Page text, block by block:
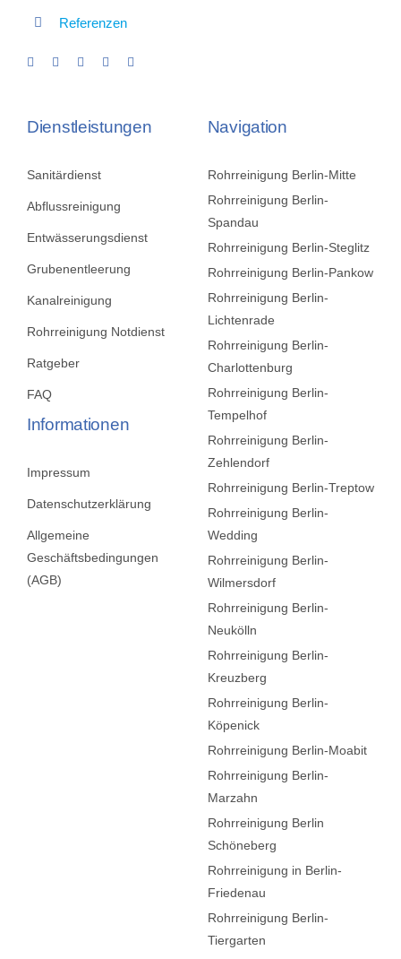
Referenzen
Dienstleistungen
Sanitärdienst
Abflussreinigung
Entwässerungsdienst
Grubenentleerung
Kanalreinigung
Rohrreinigung Notdienst
Ratgeber
FAQ
Informationen
Impressum
Datenschutzerklärung
Allgemeine
Geschäftsbedingungen
(AGB)
Navigation
Rohrreinigung Berlin-Mitte
Rohrreinigung Berlin-
Spandau
Rohrreinigung Berlin-Steglitz
Rohrreinigung Berlin-Pankow
Rohrreinigung Berlin-
Lichtenrade
Rohrreinigung Berlin-
Charlottenburg
Rohrreinigung Berlin-
Tempelhof
Rohrreinigung Berlin-
Zehlendorf
Rohrreinigung Berlin-Treptow
Rohrreinigung Berlin-
Wedding
Rohrreinigung Berlin-
Wilmersdorf
Rohrreinigung Berlin-
Neukölln
Rohrreinigung Berlin-
Kreuzberg
Rohrreinigung Berlin-
Köpenick
Rohrreinigung Berlin-Moabit
Rohrreinigung Berlin-
Marzahn
Rohrreinigung Berlin
Schöneberg
Rohrreinigung in Berlin-
Friedenau
Rohrreinigung Berlin-
Tiergarten